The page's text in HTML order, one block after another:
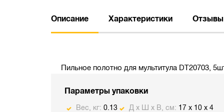
Описание Характеристики Отзывы
Пильное полотно для мультитула DT20703,
Параметры упаковки
Вес, кг: 0.13 Д х Ш х В, см: 17 x 10 x 4